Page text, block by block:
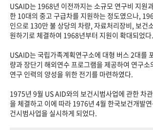
USAID는 1968년 이전까지는 소규모 연구비 지원
한 10대의 중고 구급차를 지원하는 정도였으나,
인으로 130만 불 상당의 차량, 자료처리장비, 보건
원하기로 체결하여 1968년부터 지원이 확대되었다.
USAID는 국립가족계획연구소에 대형 버스 2대를
량과 장단기 해외연수 프로그램을 제공하여 연구소
연구 인력의 양성을 위한 전기를 마련하였다.
1975년 9월 US AID와의 보건시범사업에 관한 차
을 체결하고 이에 따라 1976년 4월 한국보건개발
건시범사업을 실시하게 되었다.